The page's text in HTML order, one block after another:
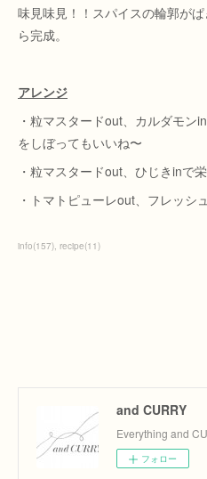
味見味見！！スパイスの輪郭が
ら完成。
アレンジ
・粒マスタードout、カルダモン
をしぼってもいいね〜
・粒マスタードout、ひじきinで
・トマトピューレout、フレッシ
info(157) recipe(11)
and CURRY
Everything and
フォロー